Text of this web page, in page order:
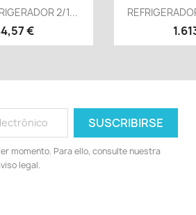
rápida 2/1...
€

momento. Para ello, consulte nuestra
legal.